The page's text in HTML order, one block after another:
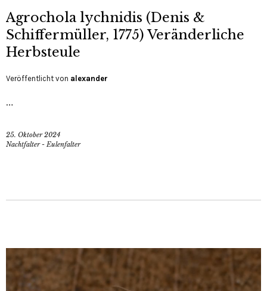
Agrochola lychnidis (Denis &
Schiffermüller, 1775) Veränderliche
Herbsteule
Veröffentlicht von alexander
…
25. Oktober 2024
Nachtfalter - Eulenfalter